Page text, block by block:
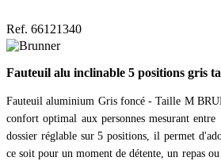
Ref. 66121340
Fauteuil alu inclinable 5 positions gris
Fauteuil aluminium Gris foncé - Taille M
confort optimal aux personnes mesurant
dossier réglable sur 5 positions, il permet
ce soit pour un moment de détente, un repas